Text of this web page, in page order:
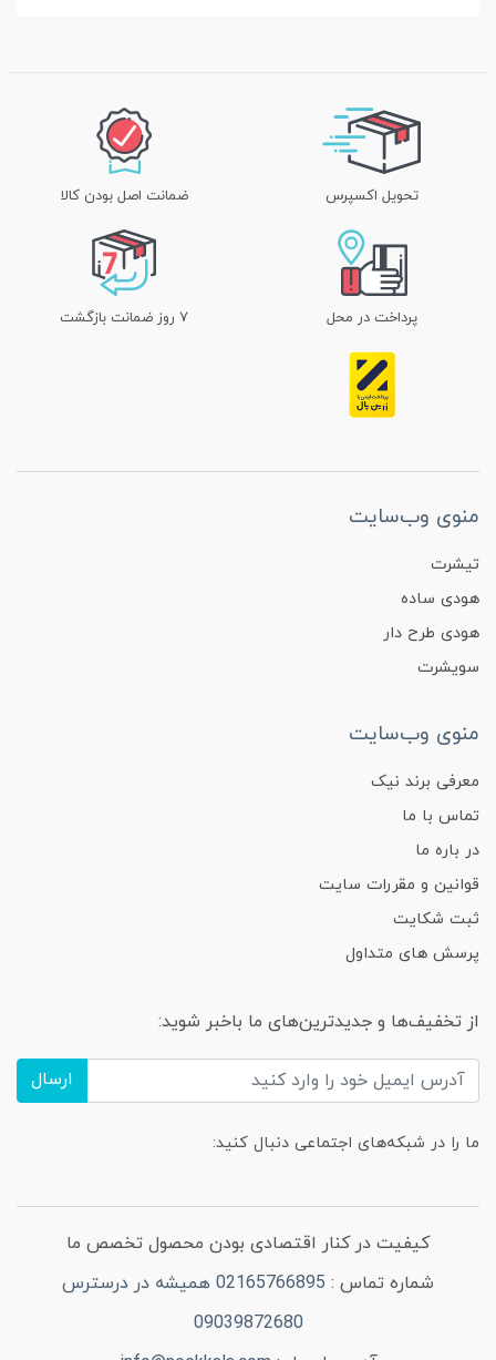
تحویل اکسپرس ضمانت اصل بودن کالا
پرداخت در محل ۷ روز ضمانت بازگشت
منوی وب‌سایت
تیشرت
هودی ساده
هودی طرح دار
سویشرت
منوی وب‌سایت
معرفی برند نیک
تماس با ما
در باره ما
قوانین و مقررات سایت
ثبت شکایت
پرسش های متداول
از تخفیف‌ها و جدیدترین‌های ما باخبر شوید:
ارسال
ما را در شبکه‌های اجتماعی دنبال کنید:
کیفیت در کنار اقتصادی بودن محصول تخصص ما
شماره تماس :
02165766895 همیشه در درسترس
09039872680